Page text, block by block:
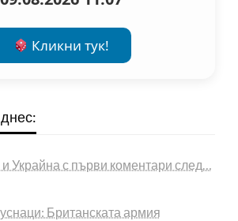
Кликни тук!
Украйна с първи коментари след…
Британската армия